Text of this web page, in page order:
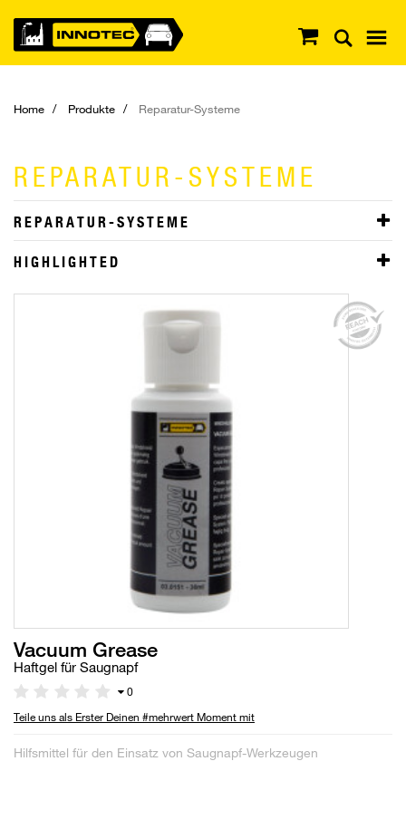
Home Produkte Reparatur-Systeme
REPARATUR-SYSTEME
REPARATUR-SYSTEME
HIGHLIGHTED
Vacuum Grease
Haftgel für Saugnapf
0
Teile uns als Erster Deinen #mehrwert Moment mit
Hilfsmittel für den Einsatz von Saugnapf-Werkzeugen